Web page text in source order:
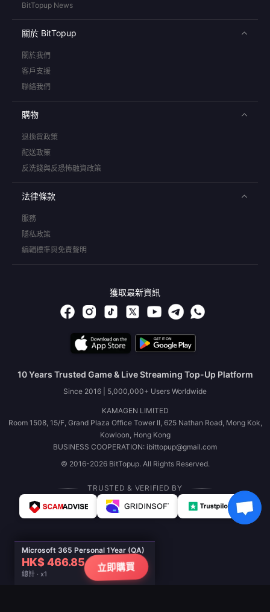
Microsoft 365 Personal 1Year (QA)
HK$ 466.85
總計 · x1
立即購買
BitTopup News
關於 BitTopup
關於我們
客戶支援
聯絡我們
購物
退換貨政策
配送政策
反洗錢與反恐怖融資政策
法律條款
服務
隱私政策
編輯標準與免責聲明
獲取最新資訊
10 Years Trusted Game & Live Streaming Top-Up Platform
Since 2016 | 5,000,000+ Users Worldwide
KAMAGEN LIMITED
Room 1508, 15/F, Grand Plaza Office Tower II, 625 Nathan Road, Mong Kok,
Kowloon, Hong Kong
BUSINESS COOPERATION: ibittopup@gmail.com
© 2016-2026 BitTopup. All Rights Reserved.
TRUSTED & VERIFIED BY